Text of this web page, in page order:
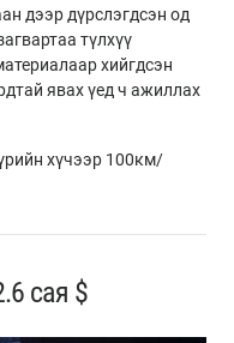
дээр дүрслэгдсэн од
түлхүү
хийгдсэн
явах үед ч ажиллах
хүчээр 100км/
сая $